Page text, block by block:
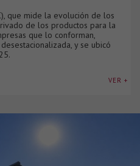
que mide la evolución de los
de los productos para la
que lo conforman,
y se ubicó
VER +